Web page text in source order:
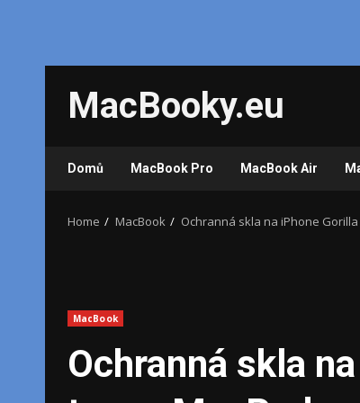
content
MacBooky.eu
Domů MacBook Pro MacBook Air
Home MacBook Ochranná skla na iPhone
MacBook
Ochranná skla